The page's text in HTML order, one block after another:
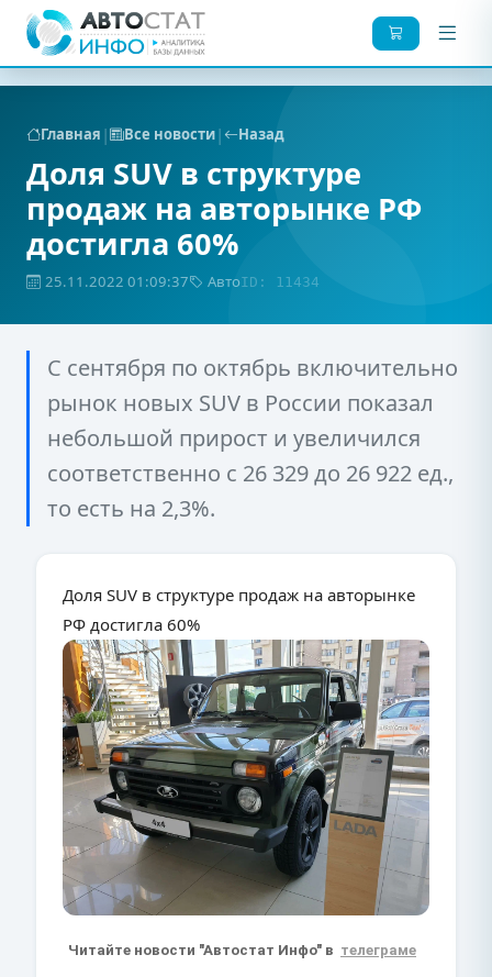
Главная | Все новости| Назад
Доля SUV в структуре
продаж на авторынке РФ
достигла 60%
25.11.2022 01:09:37 АвтоID: 11434
С сентября по октябрь включительно
рынок новых SUV в России показал
небольшой прирост и увеличился
соответственно с 26 329 до 26 922 ед.,
то есть на 2,3%.
Доля SUV в структуре продаж на авторынке
РФ достигла 60%
Читайте новости "Автостат Инфо" в телеграме